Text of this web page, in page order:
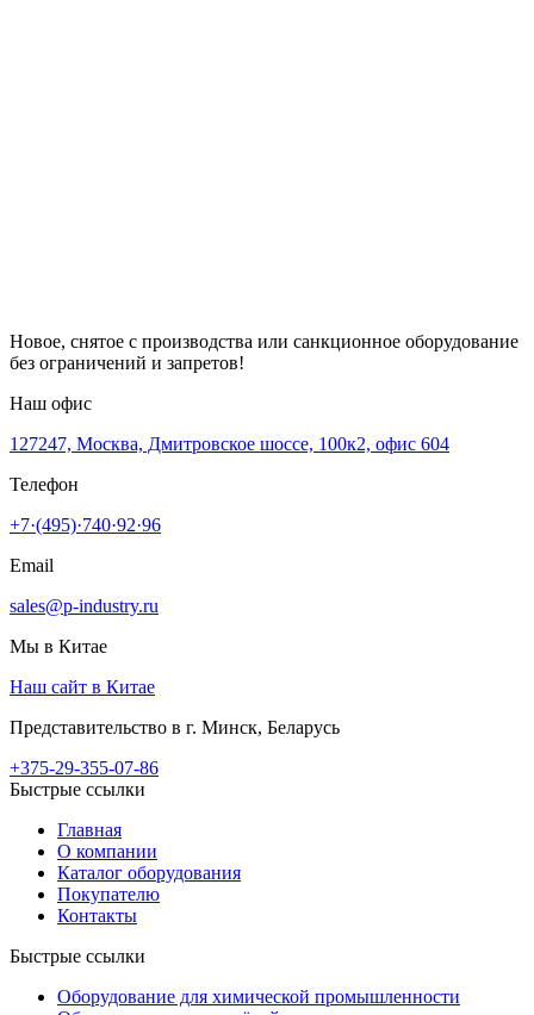
Новое, снятое с производства или санкционное оборудование
без ограничений и запретов!
Наш офис
127247, Москва, Дмитровское шоссе, 100к2, офис 604
Телефон
+7·(495)·740·92·96
Email
sales@p-industry.ru
Мы в Китае
Наш сайт в Китае
Представительство в г. Минск, Беларусь
+375-29-355-07-86
Быстрые ссылки
Главная
О компании
Каталог оборудования
Покупателю
Контакты
Быстрые ссылки
Оборудование для химической промышленности